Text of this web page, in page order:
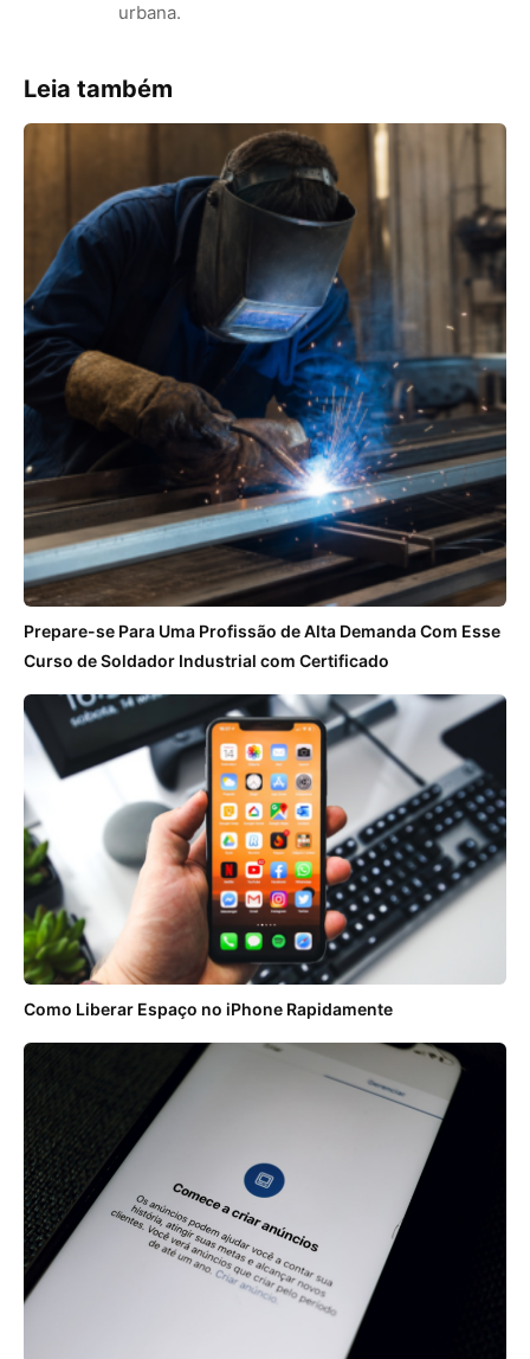
urbana.
Leia também
Prepare-se Para Uma Profissão de Alta Demanda Com Esse
Curso de Soldador Industrial com Certificado
Como Liberar Espaço no iPhone Rapidamente